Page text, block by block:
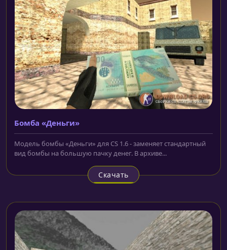
Бомба «Деньги»
Модель бомбы «Деньги» для CS 1.6 - заменяет стандартный
вид бомбы на большую пачку денег. В архиве...
Скачать